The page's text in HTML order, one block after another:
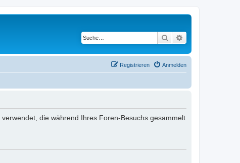
Suche
Anmelden
Registrieren
die während Ihres Foren-Besuchs gesammelt